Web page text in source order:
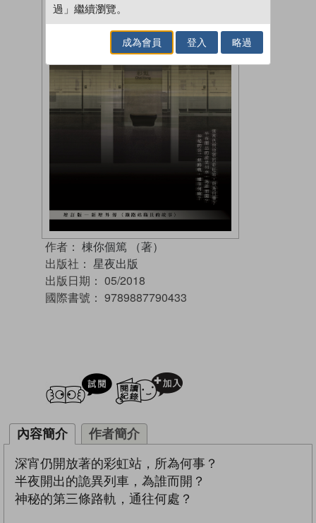
作者： 棟你個篤 （著）
出版社： 星夜出版
出版日期： 05/2018
國際書號： 9789887790433
試閲
內容簡介 作者簡介
深宵仍開放著的彩虹站，所為何事？
半夜開出的詭異列車，為誰而開？
神秘的第三條路軌，通往何處？
過」繼續瀏覽。
成為會員 登入 略過